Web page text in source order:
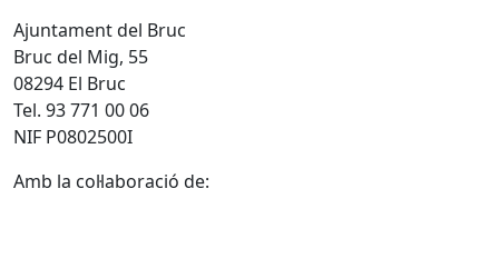
Ajuntament del Bruc
Bruc del Mig, 55
08294 El Bruc
Tel. 93 771 00 06
NIF P0802500I
Amb la col·laboració de: